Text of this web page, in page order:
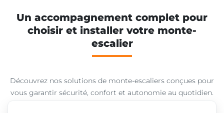
Un accompagnement complet pour
choisir et installer votre monte-
escalier
Découvrez nos solutions de monte-escaliers conçues pour
vous garantir sécurité, confort et autonomie au quotidien.